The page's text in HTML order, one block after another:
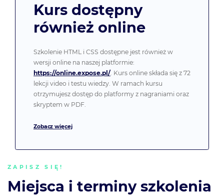
Kurs dostępny
również online
Szkolenie HTML i CSS dostępne jest również w
wersji online na naszej platformie:
https://online.expose.pl/. Kurs online składa się z 72
lekcji video i testu wiedzy. W ramach kursu
otrzymujesz dostęp do platformy z nagraniami oraz
skryptem w PDF.
Zobacz więcej
ZAPISZ SIĘ!
Miejsca i terminy szkolenia